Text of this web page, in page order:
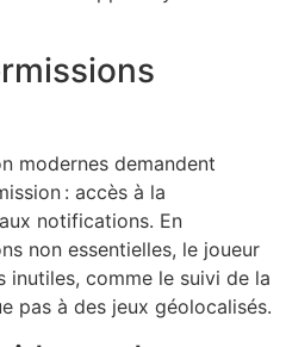
modernes demandent
: accès à la
notifications. En
non essentielles, le joueur
inutiles, comme le suivi de la
pas à des jeux géolocalisés.